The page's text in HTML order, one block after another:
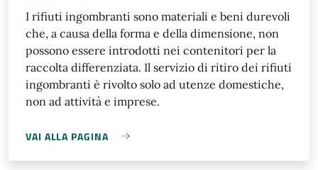
I rifiuti ingombranti sono materiali e beni durevoli
che, a causa della forma e della dimensione, non
possono essere introdotti nei contenitori per la
raccolta differenziata. Il servizio di ritiro dei rifiuti
ingombranti è rivolto solo ad utenze domestiche,
non ad attività e imprese.
VAI ALLA PAGINA